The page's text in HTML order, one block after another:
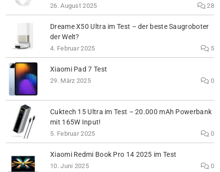
26. August 2025 28
Dreame X50 Ultra im Test – der beste Saugroboter
der Welt?
4. Februar 2025 5
Xiaomi Pad 7 Test
29. März 2025 0
Cuktech 15 Ultra im Test – 20.000 mAh Powerbank
mit 165W Input!
5. Februar 2025 0
Xiaomi Redmi Book Pro 14 2025 im Test
10. Juni 2025 0